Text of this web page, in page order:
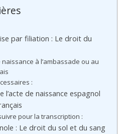
par filiation : Le droit du
à l’ambassade ou au
:
l’acte de naissance espagnol
pour la transcription :
: Le droit du sol et du sang